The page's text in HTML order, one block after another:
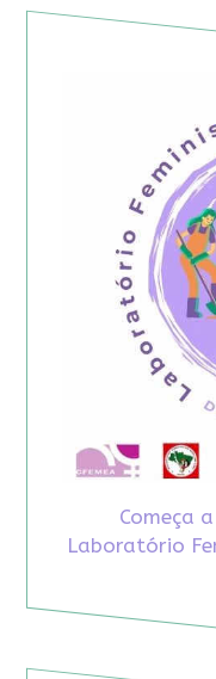
Começa
Laboratório